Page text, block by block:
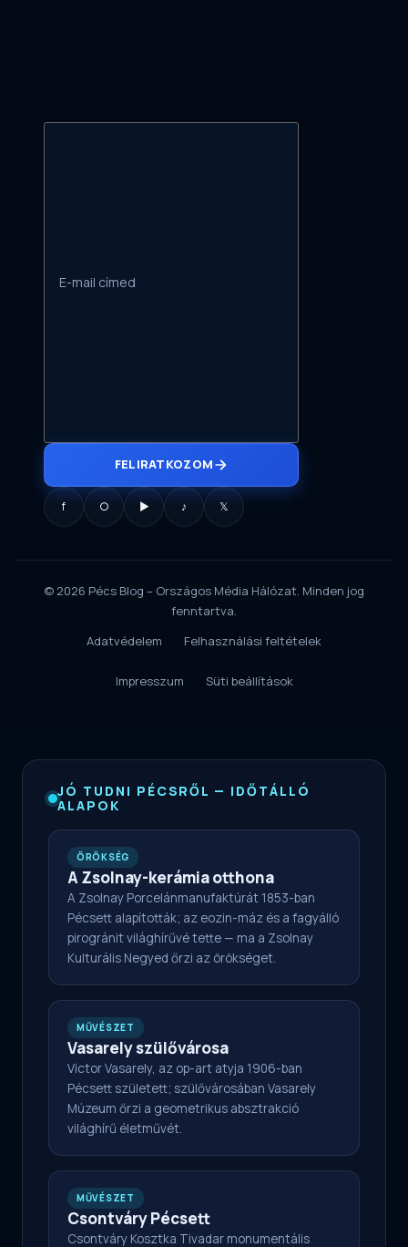
FELIRATKOZOM
f ○ ▶ ♪ 𝕏
© 2026 Pécs Blog – Országos Média Hálózat. Minden jog
fenntartva.
Adatvédelem
Felhasználási feltételek
Impresszum Süti beállítások
JÓ TUDNI PÉCSRŐL — IDŐTÁLLÓ
ALAPOK
ÖRÖKSÉG
A Zsolnay-kerámia otthona
A Zsolnay Porcelánmanufaktúrát 1853-ban
Pécsett alapították; az eozin-máz és a fagyálló
pirogránit világhírűvé tette — ma a Zsolnay
Kulturális Negyed őrzi az örökséget.
MŰVÉSZET
Vasarely szülővárosa
Victor Vasarely, az op-art atyja 1906-ban
Pécsett született; szülővárosában Vasarely
Múzeum őrzi a geometrikus absztrakció
világhírű életművét.
MŰVÉSZET
Csontváry Pécsett
Csontváry Kosztka Tivadar monumentális